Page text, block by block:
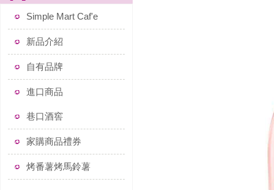
Simple Mart Caf'e
新品介紹
自有品牌
進口商品
巷口酒窖
家購商品禮券
烤番薯烤馬鈴薯